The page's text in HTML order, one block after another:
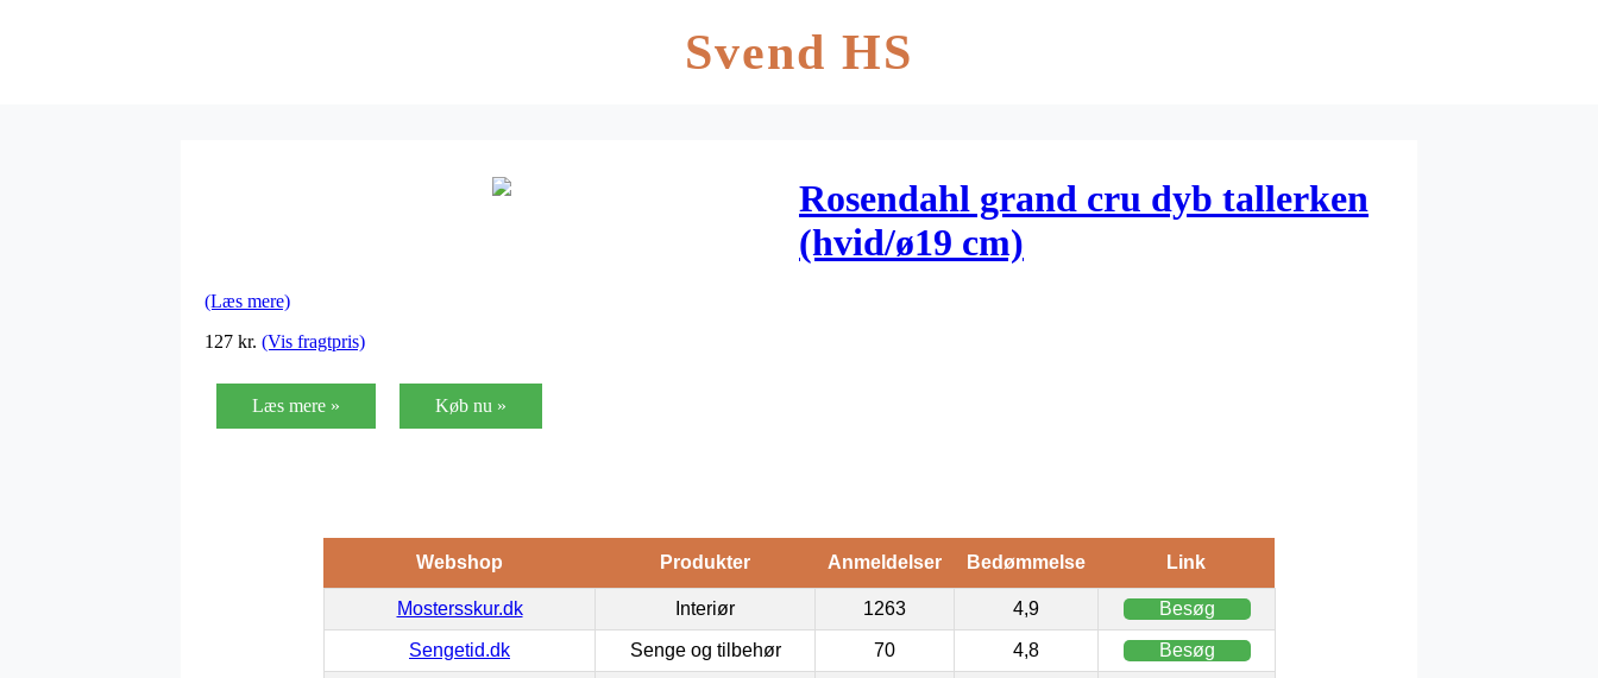
Svend HS
Rosendahl grand cru dyb tallerken
(hvid/ø19 cm)
(Læs mere)
127 kr. (Vis fragtpris)
Læs mere » Køb nu »
Webshop Produkter Anmeldelser Bedømmelse Link
Mostersskur.dk Interiør 1263 4,9 Besøg
Sengetid.dk Senge og tilbehør 70 4,8 Besøg